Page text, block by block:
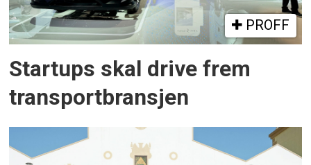
PROFF
Startups skal drive frem
transportbransjen